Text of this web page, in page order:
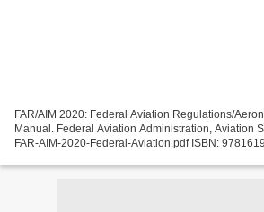
FAR/AIM 2020: Federal Aviation Regulations/
Manual. Federal Aviation Administration, Aviation
FAR-AIM-2020-Federal-Aviation.pdf ISBN: